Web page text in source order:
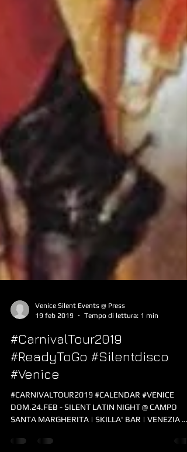
19 feb 2019
Tempo di lettura: 1 min
#CarnivalTour2019
#ReadyToGo #Silentdisco
#Venice
#CARNIVALTOUR2019 #CALENDAR #VENICE ​ ​
SANTA MARGHERITA | SKILLA' BAR | VENEZIA ​